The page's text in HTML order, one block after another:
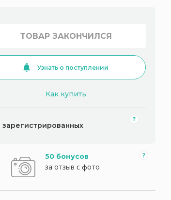
ТОВАР ЗАКОНЧИЛСЯ
Узнать о поступлении
Как купить
50 бонусов
за отзыв с фото